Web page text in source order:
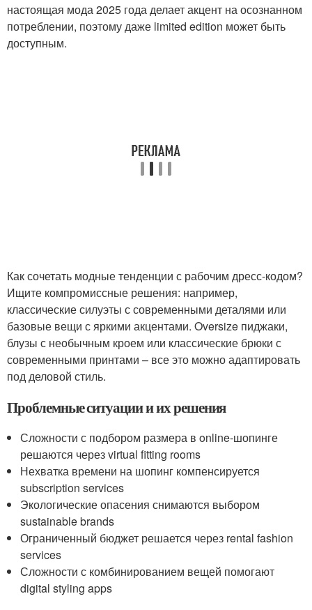
настоящая мода 2025 года делает акцент на осознанном
потреблении, поэтому даже limited edition может быть
доступным.
Как сочетать модные тенденции с рабочим дресс-кодом?
Ищите компромиссные решения: например,
классические силуэты с современными деталями или
базовые вещи с яркими акцентами. Oversize пиджаки,
блузы с необычным кроем или классические брюки с
современными принтами – все это можно адаптировать
под деловой стиль.
Проблемные ситуации и их решения
Сложности с подбором размера в online-шопинге
решаются через virtual fitting rooms
Нехватка времени на шопинг компенсируется
subscription services
Экологические опасения снимаются выбором
sustainable brands
Ограниченный бюджет решается через rental fashion
services
Сложности с комбинированием вещей помогают
digital styling apps